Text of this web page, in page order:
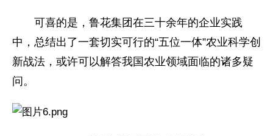
可喜的是，鲁花集团在三十余年的企业实践
中，总结出了一套切实可行的“五位一体”农业科学创
新战法，或许可以解答我国农业领域面临的诸多疑
问。